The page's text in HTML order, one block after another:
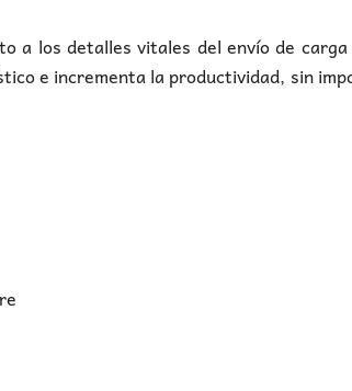
a los detalles vitales del envío de
e incrementa la productividad, sin